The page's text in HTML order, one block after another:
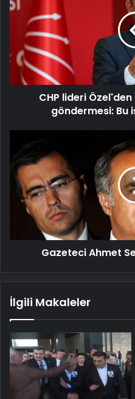
Özel'den
Erdoğan'a
'diploma'
göndermesi:
Bu
döner
CHP lideri
göndermesi: Bu
Ahmet
Sever
yaşamını
yitirdi
Gazeteci Ahmet
İlgili Makaleler